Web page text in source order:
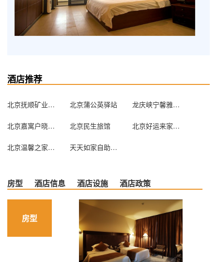
酒店推荐
北京抚顺矿业集团北京办事处 北京蒲公英驿站 龙庆峡宁馨雅居农家院
北京嘉寓户晓酒店式公寓（原家喻户晓酒店式公寓） 北京民生旅馆 北京好运来家庭旅馆
北京温馨之家旅馆 天天如家自助服务式公寓（北京苏州街店）
房型 酒店信息 酒店设施 酒店政策
房型